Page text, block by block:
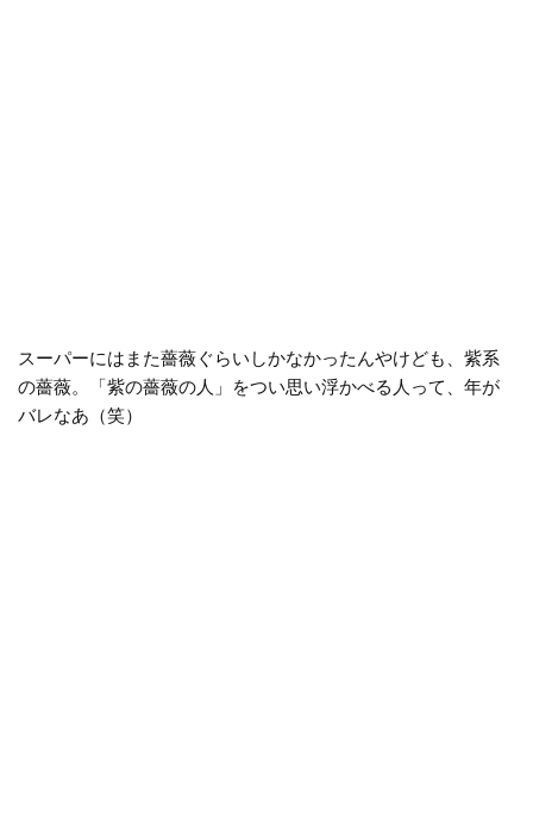
スーパーにはまた薔薇ぐらいしかなかったんやけども、紫系
の薔薇。「紫の薔薇の人」をつい思い浮かべる人って、年が
バレなあ（笑）